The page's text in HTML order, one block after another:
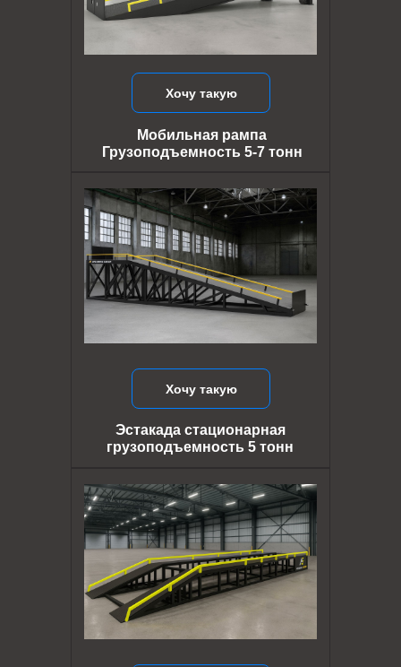
Хочу такую
Эстакада стационарная
грузоподъемность 5 тонн
Хочу такую
Мобильная рампа
Грузоподъемность 5-7 тонн